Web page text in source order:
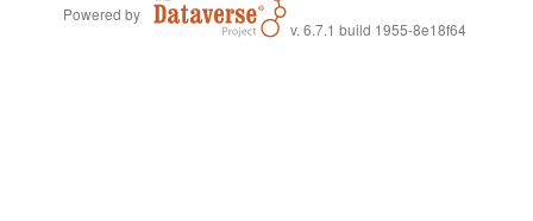
Powered by
v. 6.7.1 build 1955-8e18f64